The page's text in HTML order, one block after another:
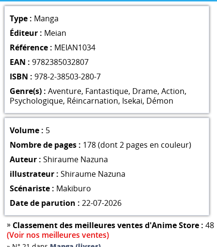
Type : Manga
Éditeur : Meian
Référence : MEIAN1034
EAN : 9782385032807
ISBN : 978-2-38503-280-7
Genre(s) : Aventure, Fantastique, Drame, Action,
Psychologique, Réincarnation, Isekai, Démon
Volume : 5
Nombre de pages : 178 (dont 2 pages en couleur)
Auteur : Shiraume Nazuna
illustrateur : Shiraume Nazuna
Scénariste : Makiburo
Date de parution : 22-07-2026
» Classement des meilleures ventes d'Anime Store : 48
(Voir nos meilleures ventes)